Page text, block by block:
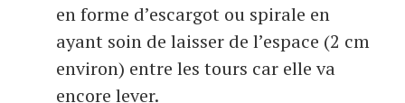
en forme d’escargot ou spirale en
ayant soin de laisser de l’espace (2 cm
environ) entre les tours car elle va
encore lever.